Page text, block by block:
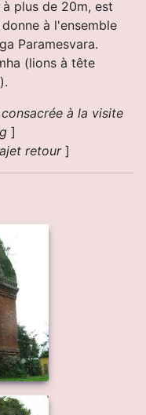
plus de 20m, est
à l'ensemble
Paramesvara.
(lions à tête
à la visite
]
retour]